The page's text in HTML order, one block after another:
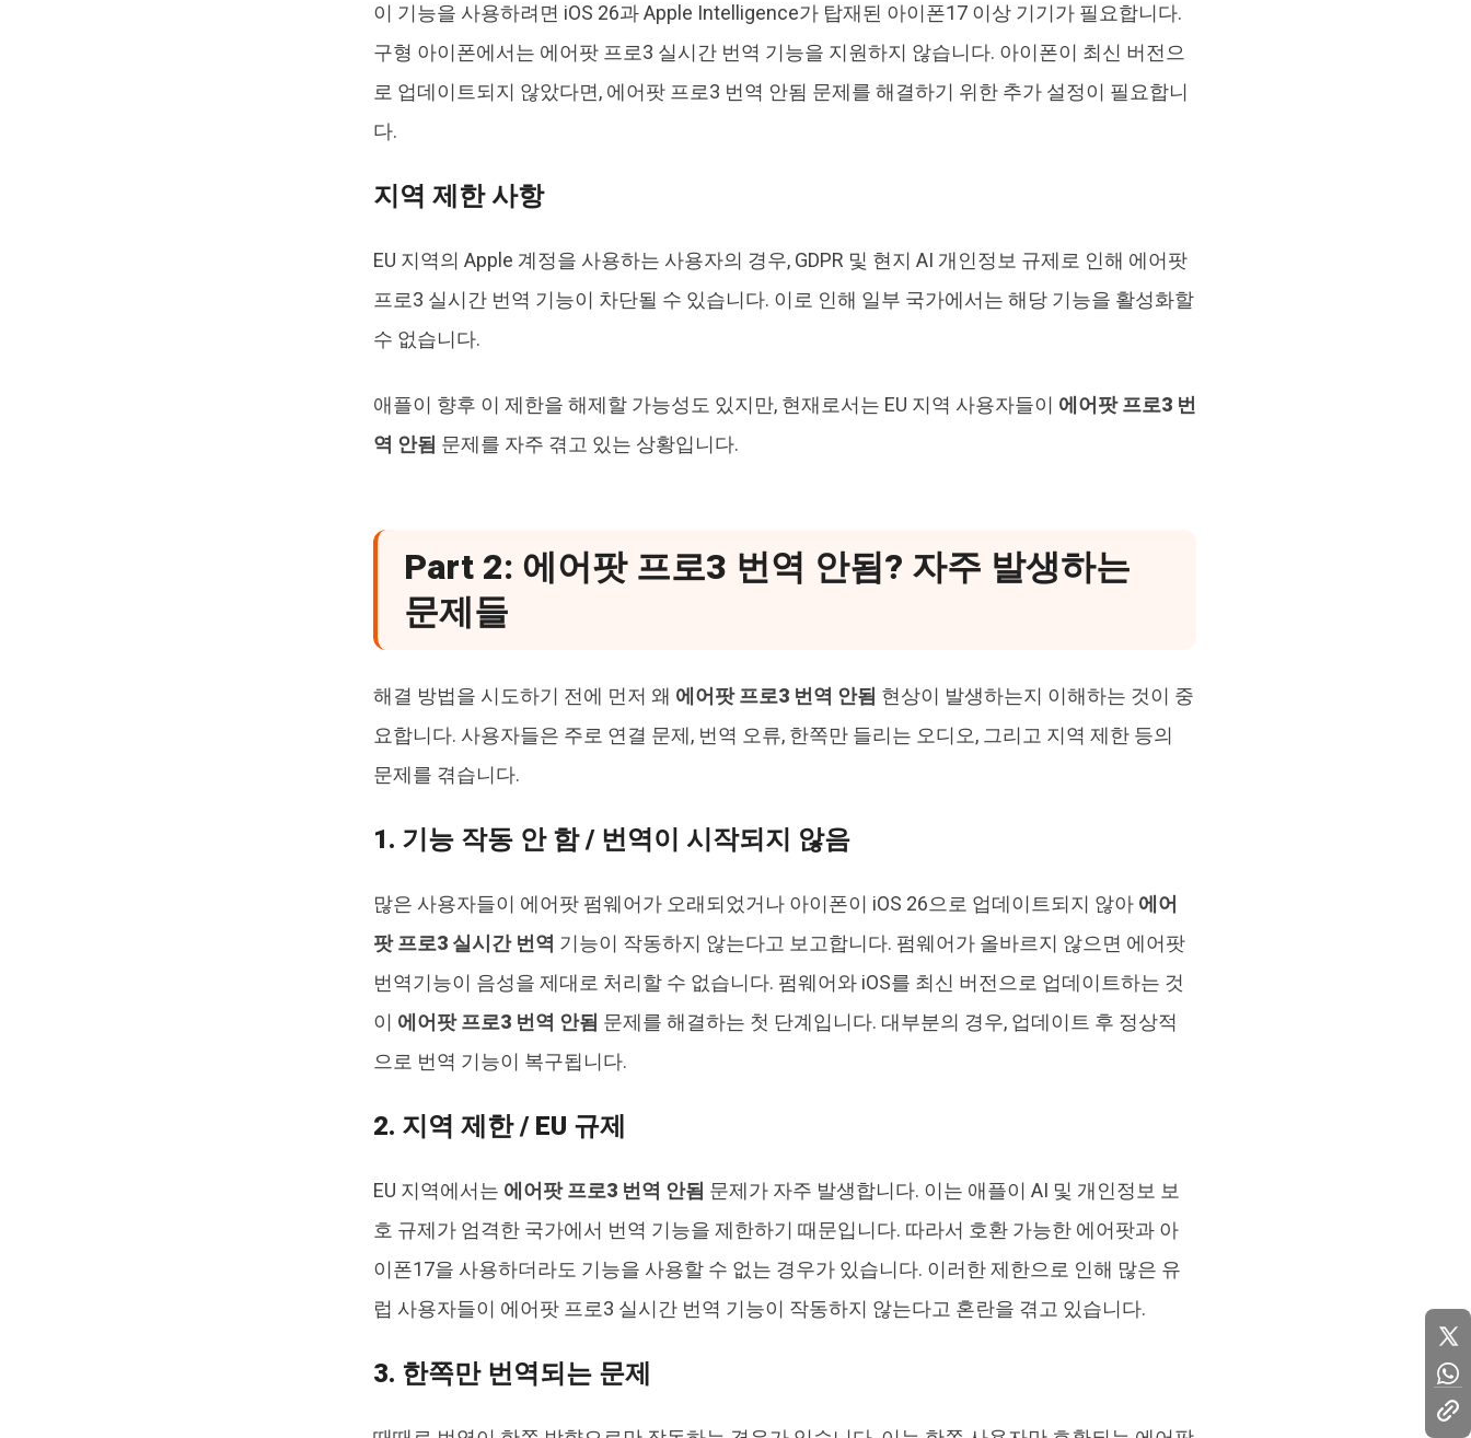
이 기능을 사용하려면 iOS 26과 Apple Intelligence가 탑재된 아이폰17 이상 기기가 필요합니다.
구형 아이폰에서는 에어팟 프로3 실시간 번역 기능을 지원하지 않습니다. 아이폰이 최신 버전으
로 업데이트되지 않았다면, 에어팟 프로3 번역 안됨 문제를 해결하기 위한 추가 설정이 필요합니
다.
지역 제한 사항
EU 지역의 Apple 계정을 사용하는 사용자의 경우, GDPR 및 현지 AI 개인정보 규제로 인해 에어팟
프로3 실시간 번역 기능이 차단될 수 있습니다. 이로 인해 일부 국가에서는 해당 기능을 활성화할
수 없습니다.
애플이 향후 이 제한을 해제할 가능성도 있지만, 현재로서는 EU 지역 사용자들이 에어팟 프로3 번
역 안됨 문제를 자주 겪고 있는 상황입니다.
Part 2: 에어팟 프로3 번역 안됨? 자주 발생하는
문제들
해결 방법을 시도하기 전에 먼저 왜 에어팟 프로3 번역 안됨 현상이 발생하는지 이해하는 것이 중
요합니다. 사용자들은 주로 연결 문제, 번역 오류, 한쪽만 들리는 오디오, 그리고 지역 제한 등의
문제를 겪습니다.
1. 기능 작동 안 함 / 번역이 시작되지 않음
많은 사용자들이 에어팟 펌웨어가 오래되었거나 아이폰이 iOS 26으로 업데이트되지 않아 에어
팟 프로3 실시간 번역 기능이 작동하지 않는다고 보고합니다. 펌웨어가 올바르지 않으면 에어팟
번역기능이 음성을 제대로 처리할 수 없습니다. 펌웨어와 iOS를 최신 버전으로 업데이트하는 것
이 에어팟 프로3 번역 안됨 문제를 해결하는 첫 단계입니다. 대부분의 경우, 업데이트 후 정상적
으로 번역 기능이 복구됩니다.
2. 지역 제한 / EU 규제
EU 지역에서는 에어팟 프로3 번역 안됨 문제가 자주 발생합니다. 이는 애플이 AI 및 개인정보 보
호 규제가 엄격한 국가에서 번역 기능을 제한하기 때문입니다. 따라서 호환 가능한 에어팟과 아
이폰17을 사용하더라도 기능을 사용할 수 없는 경우가 있습니다. 이러한 제한으로 인해 많은 유
럽 사용자들이 에어팟 프로3 실시간 번역 기능이 작동하지 않는다고 혼란을 겪고 있습니다.
3. 한쪽만 번역되는 문제